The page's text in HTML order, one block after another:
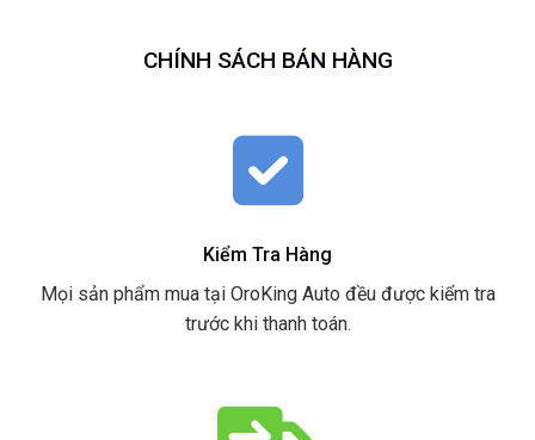
CHÍNH SÁCH BÁN HÀNG
Kiểm Tra Hàng
Mọi sản phẩm mua tại OroKing Auto đều được kiểm tra
trước khi thanh toán.